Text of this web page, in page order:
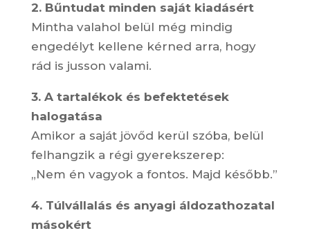
2. Bűntudat minden saját kiadásért
Mintha valahol belül még mindig
engedélyt kellene kérned arra, hogy
rád is jusson valami.
3. A tartalékok és befektetések
halogatása
Amikor a saját jövőd kerül szóba, belül
felhangzik a régi gyerekszerep:
„Nem én vagyok a fontos. Majd később.”
4. Túlvállalás és anyagi áldozathozatal
másokért